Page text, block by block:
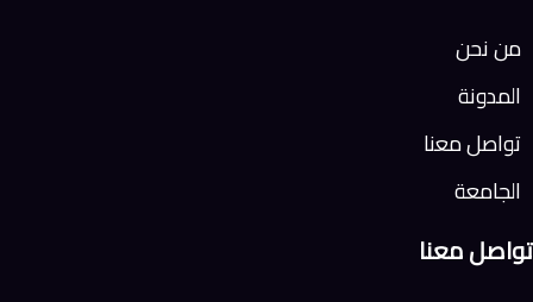
من نحن
المدونة
تواصل معنا
الجامعة
تواصل معنا